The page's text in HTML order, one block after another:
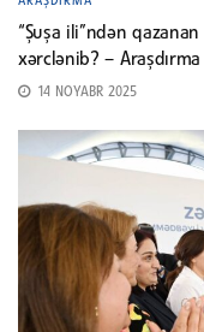
“Şuşa ili”ndən
xərclənib? – Araşdırma
14 NOYABR 2025